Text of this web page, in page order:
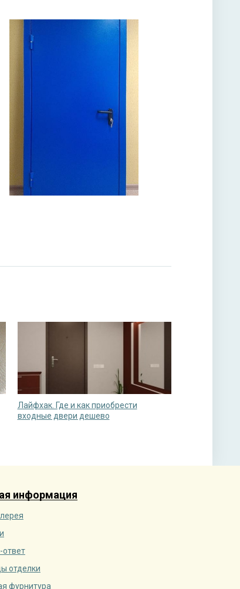
Лайфхак. Где и как приобрести
входные двери дешево
информация
ответ
отделки
фурнитура